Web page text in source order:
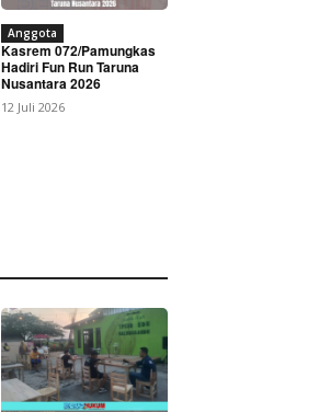
Anggota
Kasrem 072/Pamungkas
Hadiri Fun Run Taruna
Nusantara 2026
12 Juli 2026